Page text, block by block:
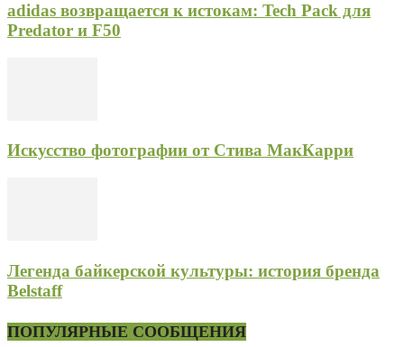
adidas возвращается к истокам: Tech Pack для
Predator и F50
Искусство фотографии от Стива МакКарри
Легенда байкерской культуры: история бренда
Belstaff
ПОПУЛЯРНЫЕ СООБЩЕНИЯ